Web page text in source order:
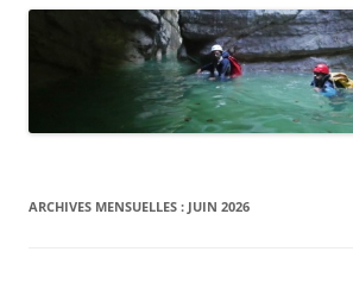
ARCHIVES MENSUELLES : JUIN 2026